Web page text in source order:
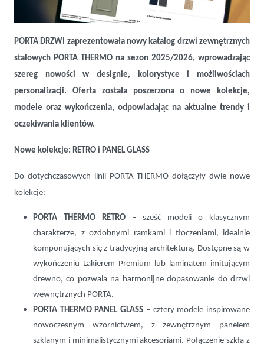
Nowy katalog PORTA THERMO 2025/2026 – drzwi zewnętrzne
szyte na miarę stylu i funkcjonalności
PORTA DRZWI zaprezentowała nowy katalog drzwi zewnętrznych
stalowych PORTA THERMO na sezon 2025/2026, wprowadzając
szereg nowości w designie, kolorystyce i możliwościach
personalizacji. Oferta została poszerzona o nowe kolekcje,
modele oraz wykończenia, odpowiadając na aktualne trendy i
oczekiwania klientów.
Nowe kolekcje: RETRO i PANEL GLASS
Do dotychczasowych linii PORTA THERMO dołączyły dwie nowe
kolekcje:
PORTA THERMO RETRO – sześć modeli o klasycznym
charakterze, z ozdobnymi ramkami i tłoczeniami, idealnie
komponujących się z tradycyjną architekturą. Dostępne są w
wykończeniu Lakierem Premium lub laminatem imitującym
drewno, co pozwala na harmonijne dopasowanie do drzwi
wewnętrznych PORTA.
PORTA THERMO PANEL GLASS – cztery modele inspirowane
nowoczesnym wzornictwem, z zewnętrznym panelem
szklanym i minimalistycznymi akcesoriami. Połączenie szkła z